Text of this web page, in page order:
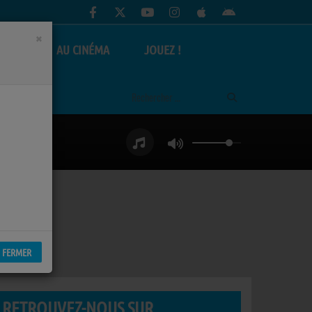
AU CINÉMA JOUEZ !
RETROUVEZ-NOUS SUR
×
FERMER